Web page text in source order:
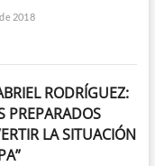
2018
RODRÍGUEZ:
PREPARADOS
LA SITUACIÓN